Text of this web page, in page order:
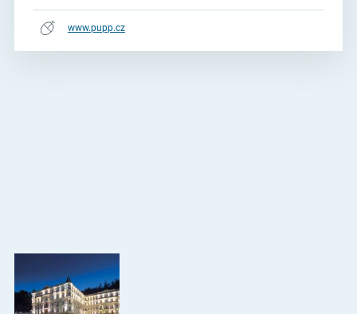
www.pupp.cz